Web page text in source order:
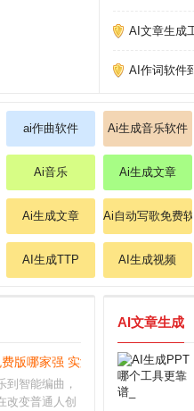
AI文章生成
AI作词软件
ai作曲软件 Ai生成音乐软件
Ai音乐 Ai生成文章
Ai生成文章 Ai自动写歌免费
AI生成TTP AI生成视频
版哪家强 实测推荐_
到智能编曲，
改变普通人创
AI文章生成